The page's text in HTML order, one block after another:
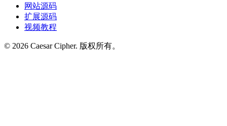
网站源码
扩展源码
视频教程
© 2026 Caesar Cipher. 版权所有。